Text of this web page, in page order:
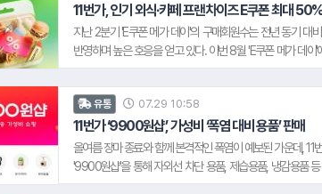
11번가, 인기 외식∙카페 프랜차이즈 E쿠폰 최대
지난 2분기 'E쿠폰 메가 데이'의 구매회원수는 전년 동기
반영하며 높은 호응을 얻고 있다. 이번 8월 'E쿠폰 메가 데
해 외식∙카페 브랜드 상품군을 중심으로, 하루 한 브랜드씩
해 대표 메뉴를 재해석해 선보인 여름 신메뉴들을 특가로
트를 최대 40% 할인가에, 행사 마지막 날인 6일에는 '한근
'피자헛'의 인기 피자 라지 사이즈와 콜라 1.25리터 세트를 최
유통 07.29 10:58
11번가 ‘9900원샵’, 가성비 ‘폭염 대비 용품’ 판매
올여름 장마 종료와 함께 본격적인 폭염이 예보된 가운데,
'9900원샵'을 통해 자외선 차단 용품, 제습용품, 냉감용품
이 히아루로닉 시카 선크림'(50ml, 9,000원)과 강한 햇빛